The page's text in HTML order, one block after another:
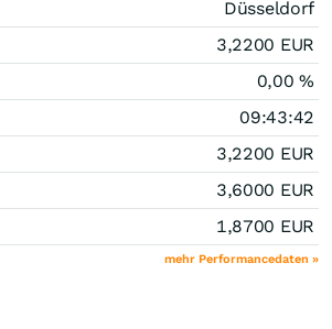
Düsseldorf
3,2200 EUR
0,00%
09:43:42
3,2200 EUR
3,6000 EUR
1,8700 EUR
mehr Performancedaten »